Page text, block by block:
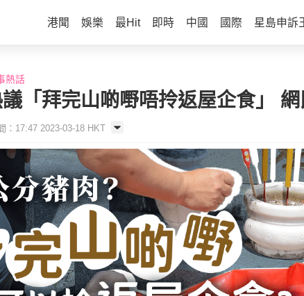
港聞 娛樂 最Hit 即時 中國 國際 星島申訴
熱話
「拜完山啲嘢唔拎返屋企食」
：17:47 2023-03-18 HKT